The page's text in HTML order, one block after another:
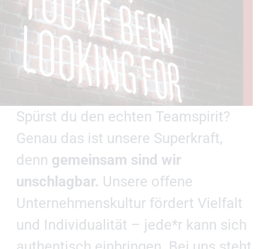
Spürst du den echten Teamspirit?
Genau das ist unsere Superkraft,
denn gemeinsam sind wir
unschlagbar. Unsere offene
Unternehmenskultur fördert Vielfalt
und Individualität – jede*r kann sich